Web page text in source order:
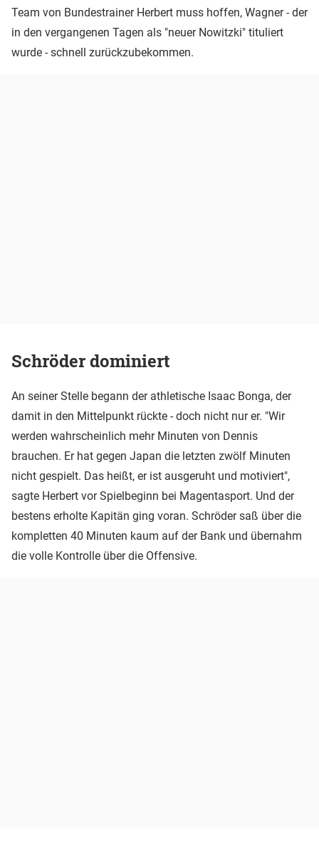
Team von Bundestrainer Herbert muss hoffen, Wagner - der
in den vergangenen Tagen als "neuer Nowitzki" tituliert
wurde - schnell zurückzubekommen.
Schröder dominiert
An seiner Stelle begann der athletische Isaac Bonga, der
damit in den Mittelpunkt rückte - doch nicht nur er. "Wir
werden wahrscheinlich mehr Minuten von Dennis
brauchen. Er hat gegen Japan die letzten zwölf Minuten
nicht gespielt. Das heißt, er ist ausgeruht und motiviert",
sagte Herbert vor Spielbeginn bei Magentasport. Und der
bestens erholte Kapitän ging voran. Schröder saß über die
kompletten 40 Minuten kaum auf der Bank und übernahm
die volle Kontrolle über die Offensive.